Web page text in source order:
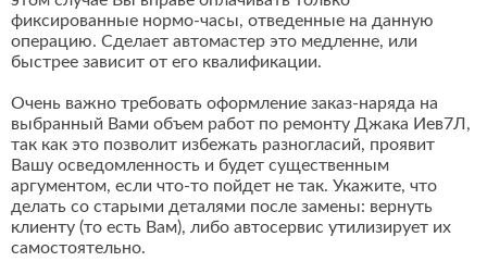
фиксированные нормо-часы, отведенные на данную
операцию. Сделает автомастер это медленне, или
быстрее зависит от его квалификации.
Очень важно требовать оформление заказ-наряда на
выбранный Вами объем работ по ремонту Джака Иев7Л,
так как это позволит избежать разногласий, проявит
Вашу осведомленность и будет существенным
аргументом, если что-то пойдет не так. Укажите, что
делать со старыми деталями после замены: вернуть
клиенту (то есть Вам), либо автосервис утилизирует их
самостоятельно.